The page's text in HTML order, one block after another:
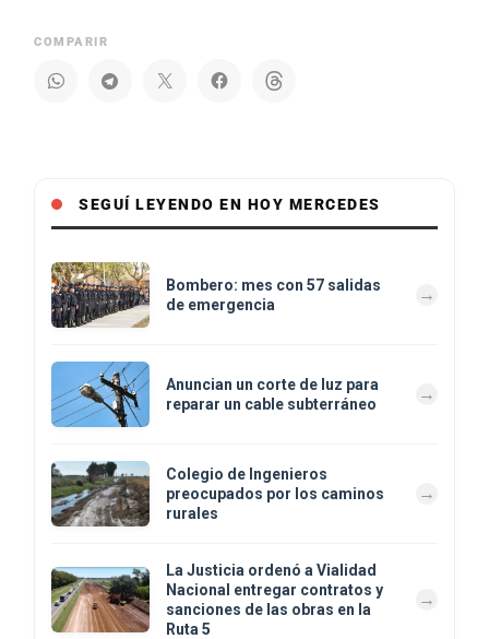
COMPARIR
SEGUÍ LEYENDO EN HOY MERCEDES
Bombero: mes con 57 salidas
de emergencia
Anuncian un corte de luz para
reparar un cable subterráneo
Colegio de Ingenieros
preocupados por los caminos
rurales
La Justicia ordenó a Vialidad
Nacional entregar contratos y
sanciones de las obras en la
Ruta 5